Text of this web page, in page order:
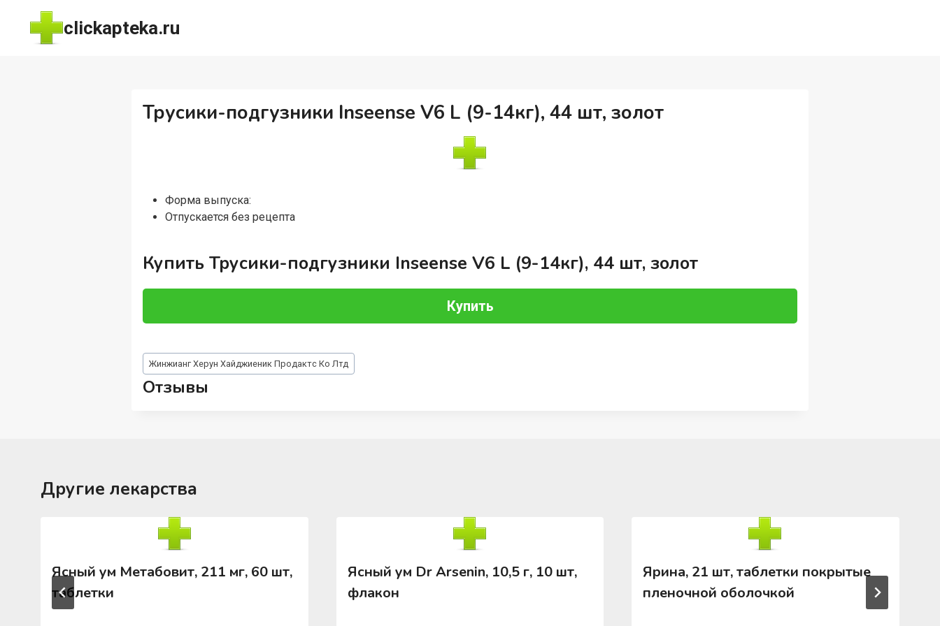
Перейти
содержимому
clickapteka.ru
Трусики-подгузники Inseense V6 L (9-14кг), 44 шт, золот
Форма выпуска:
Отпускается без рецепта
Купить Трусики-подгузники Inseense V6 L (9-14кг), 44 шт, золот
Купить
Метки
записи:
Жинжианг Херун Хайджиеник Продактс Ко Лтд
Отзывы
Другие лекарства
Ясный ум Метабовит, 211 мг, 60 шт,
таблетки
Ясный ум Dr Arsenin, 10,5 г, 10 шт,
флакон
Ярина, 21 шт, таблетки покрытые
пленочной оболочкой